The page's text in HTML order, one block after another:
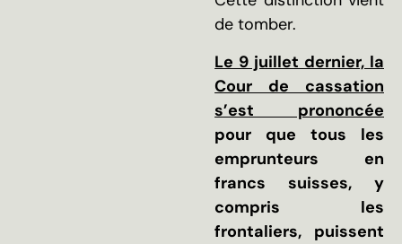
de tomber.
Le 9 juillet dernier, la
Cour de cassation
s’est prononcée
pour que tous les
emprunteurs en
francs suisses, y
compris les
frontaliers, puissent